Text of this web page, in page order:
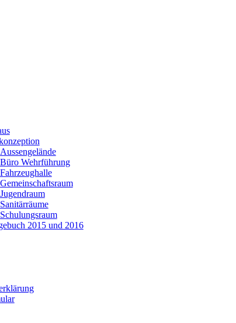
Rodheim v.d.H.
Aussengelände
Büro Wehrführung
Fahrzeughalle
Gemeinschaftsraum
Jugendraum
Sanitärräume
Schulungsraum
2015 und 2016